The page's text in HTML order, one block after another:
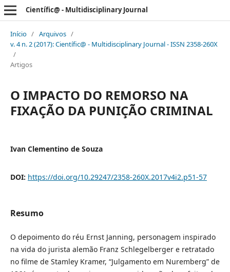
Científic@ - Multidisciplinary Journal
Início / Arquivos /
v. 4 n. 2 (2017): Científic@ - Multidisciplinary Journal - ISSN 2358-260X
/
Artigos
O IMPACTO DO REMORSO NA
FIXAÇÃO DA PUNIÇÃO CRIMINAL
Ivan Clementino de Souza
DOI: https://doi.org/10.29247/2358-260X.2017v4i2.p51-57
Resumo
O depoimento do réu Ernst Janning, personagem inspirado
na vida do jurista alemão Franz Schlegelberger e retratado
no filme de Stamley Kramer, “Julgamento em Nuremberg” de